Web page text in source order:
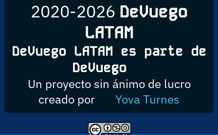
2020-2026 DeVuego
LATAM
DeVuego LATAM es parte de
DeVuego
Un proyecto sin ánimo de lucro
creado por
Yova Turnes